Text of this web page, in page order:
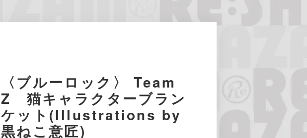
〈ブルーロック〉 Team
Z 猫キャラクターブラン
ケット(Illustrations by
黒ねこ意匠)